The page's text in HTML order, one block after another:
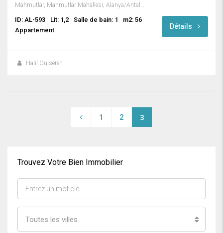
ID: AL-593 Lit: 1,2 Salle de bain: 1
m2: 56
Appartement
Détails
Halil Gülseren
1 2 3
Trouvez Votre Bien Immobilier
Toutes les villes